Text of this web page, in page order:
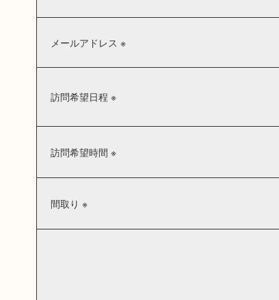
メールアドレス ※
訪問希望日程 ※
訪問希望時間 ※
間取り ※